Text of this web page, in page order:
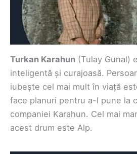
Turkan Karahun (Tulay Gunal)
inteligentă și curajoasă.
iubește cel mai mult în viață
face planuri pentru a-l pune la
companiei Karahun. Cel mai
acest drum este Alp.